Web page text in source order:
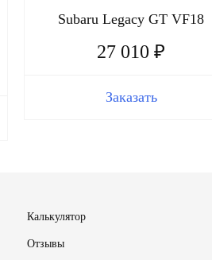
Subaru Legacy GT VF18
27 010 ₽
Заказать
Калькулятор
Отзывы